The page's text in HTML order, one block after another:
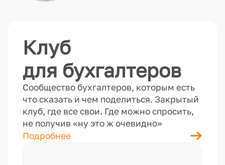
Клуб
для бухгалтеров
Сообщество бухгалтеров, которым есть
что сказать и чем поделиться. Закрытый
клуб, где все свои. Где можно спросить,
не получив «ну это ж очевидно»
Подробнее